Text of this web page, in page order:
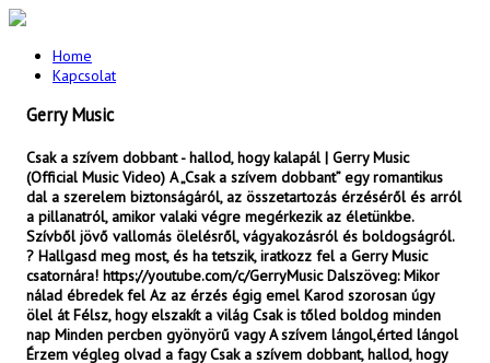
Home
Kapcsolat
Gerry Music
Csak a szívem dobbant - hallod, hogy kalapál | Gerry Music
(Official Music Video) A „Csak a szívem dobbant” egy romantikus
dal a szerelem biztonságáról, az összetartozás érzéséről és arról
a pillanatról, amikor valaki végre megérkezik az életünkbe.
Szívből jövő vallomás ölelésről, vágyakozásról és boldogságról.
? Hallgasd meg most, és ha tetszik, iratkozz fel a Gerry Music
csatornára! https://youtube.com/c/GerryMusic Dalszöveg: Mikor
nálad ébredek fel Az az érzés égig emel Karod szorosan úgy
ölel át Félsz, hogy elszakít a világ Csak is tőled boldog minden
nap Minden percben gyönyörű vagy A szívem lángol,érted lángol
Érzem végleg olvad a fagy Csak a szívem dobbant, hallod, hogy